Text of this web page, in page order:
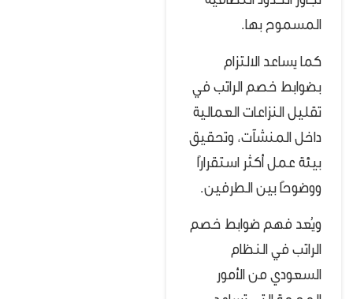
المسموح بها.
كما يساعد الالتزام
بضوابط خصم الراتب في
تقليل النزاعات العمالية
داخل المنشآت، وتحقيق
بيئة عمل أكثر استقرارًا
ووضوحًا بين الطرفين.
ويُعد فهم ضوابط خصم
الراتب في النظام
السعودي من الأمور